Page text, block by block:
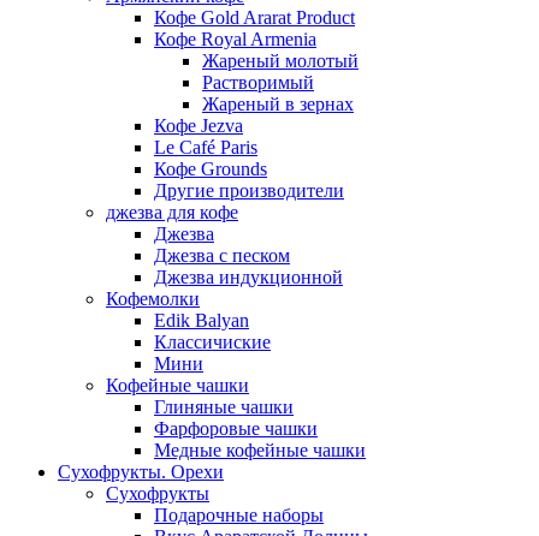
Кофе Gold Ararat Product
Кофе Royal Armenia
Жареный молотый
Растворимый
Жареный в зернах
Кофе Jezva
Le Café Paris
Кофе Grounds
Другие производители
джезва для кофе
Джезва
Джезва с песком
Джезва индукционной
Кофемолки
Edik Balyan
Классичиские
Мини
Кофейные чашки
Глиняные чашки
Фарфоровые чашки
Медные кофейные чашки
Сухофрукты. Орехи
Сухофрукты
Подарочные наборы